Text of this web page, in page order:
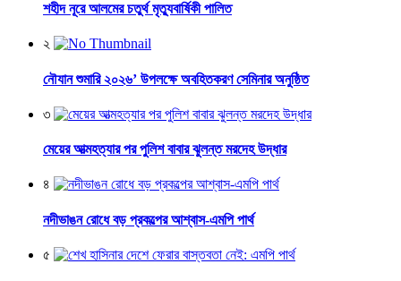
শহীদ নূরে আলমের চতুর্থ মৃত্যুবার্ষিকী পালিত
২
নৌযান শুমারি ২০২৬’ উপলক্ষে অবহিতকরণ সেমিনার অনুষ্ঠিত
৩
মেয়ের আত্মহত্যার পর পুলিশ বাবার ঝুলন্ত মরদেহ উদ্ধার
৪
নদীভাঙন রোধে বড় প্রকল্পের আশ্বাস-এমপি পার্থ
৫